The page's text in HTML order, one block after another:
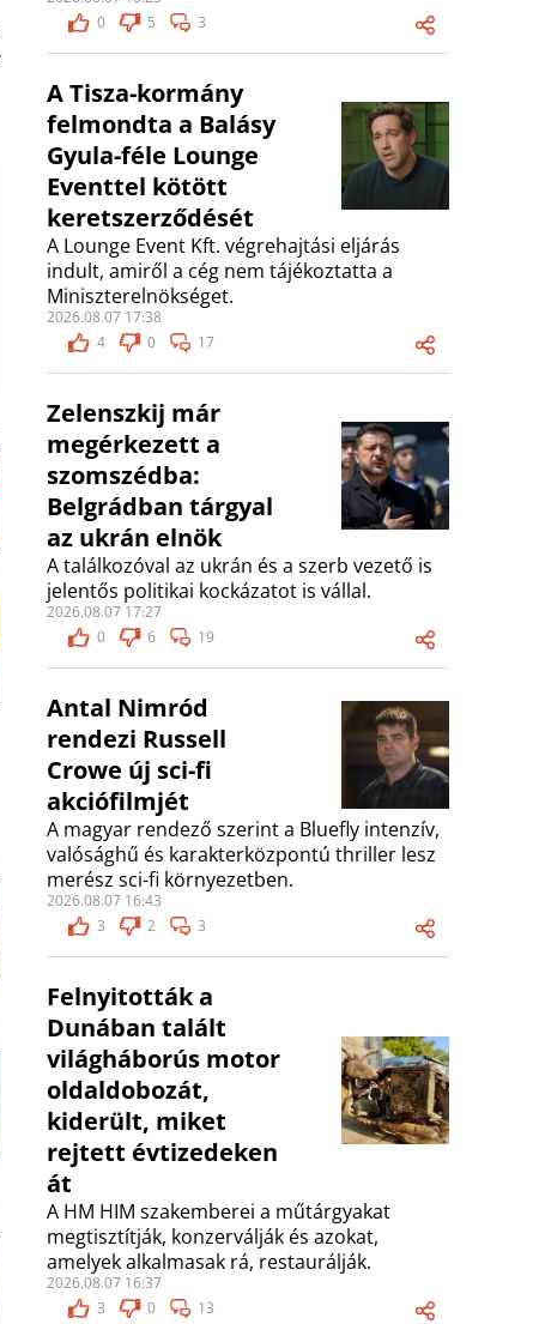
0
5 3
A Tisza-kormány
felmondta a Balásy
Gyula-féle Lounge
Eventtel kötött
keretszerződését
A Lounge Event Kft. végrehajtási eljárás
indult, amiről a cég nem tájékoztatta a
Miniszterelnökséget.
2026.08.07 17:38
4
0 17
Zelenszkij már
megérkezett a
szomszédba:
Belgrádban tárgyal
az ukrán elnök
A találkozóval az ukrán és a szerb vezető is
jelentős politikai kockázatot is vállal.
2026.08.07 17:27
0
6 19
Antal Nimród
rendezi Russell
Crowe új sci-fi
akciófilmjét
A magyar rendező szerint a Bluefly intenzív,
valósághű és karakterközpontú thriller lesz
merész sci-fi környezetben.
2026.08.07 16:43
3
2 3
Felnyitották a
Dunában talált
világháborús motor
oldaldobozát,
kiderült, miket
rejtett évtizedeken
át
A HM HIM szakemberei a műtárgyakat
megtisztítják, konzerválják és azokat,
amelyek alkalmasak rá, restaurálják.
2026.08.07 16:37
3
0 13